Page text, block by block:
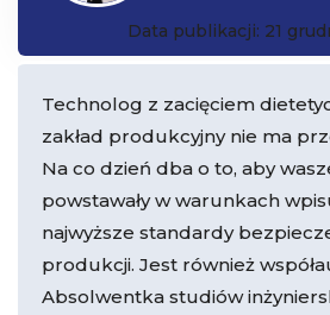
Data publikacji: 21
Technolog z zacięciem
zakład produkcyjny nie ma
Na co dzień dba o to, aby
powstawały w warunkach
najwyższe standardy
produkcji. Jest również
Absolwentka studiów